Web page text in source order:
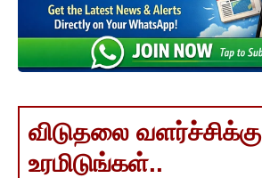
விடுதலை வளர்ச்சிக்கு
உரமிடுங்கள்..